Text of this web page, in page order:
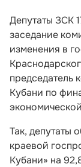
Депутаты ЗСК
заседание
изменения в
председатель
Кубани по
Так, депутаты
краевой
Кубани» на